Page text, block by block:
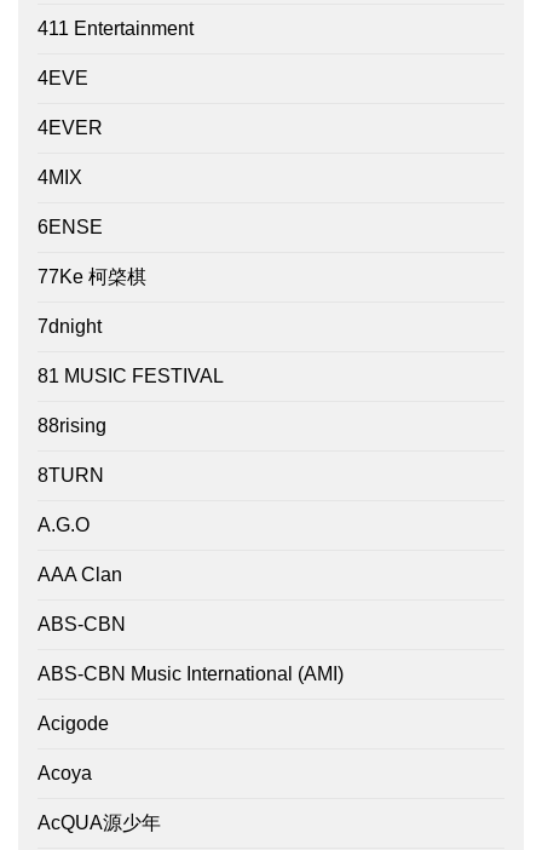
411 Entertainment
4EVE
4EVER
4MIX
6ENSE
77Ke 柯棨棋
7dnight
81 MUSIC FESTIVAL
88rising
8TURN
A.G.O
AAA Clan
ABS-CBN
ABS-CBN Music International (AMI)
Acigode
Acoya
AcQUA源少年